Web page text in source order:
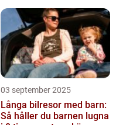
03 september 2025
Långa bilresor med barn:
Så håller du barnen lugna